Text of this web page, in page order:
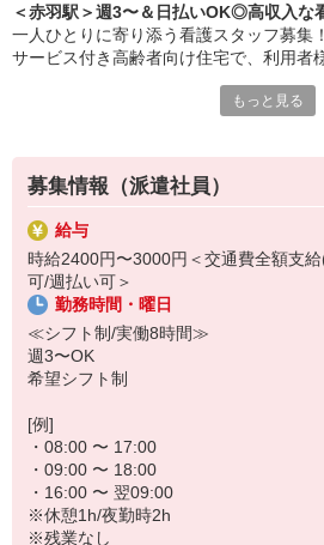
＜赤羽駅＞週3〜＆日払いOK◎高収入な
一人ひとりに寄り添う看護スタッフ募集！
サービス付き高齢者向け住宅で、利用者
・バイタルチェック
・健康管理や見守り
・けがや急病の対応
・お話相手/健康相談 など
[日収例]
時給2400円×実働8h＝19,200円
▼人気なポイント！
・急な出費にも安心な「日払い・週払い
・健康管理がメインのため、ブランクが
ます！
もっと見る
募集情報（派遣社員）
給与
時給2400円〜3000円＜交通費全額支
可/週払い可＞
勤務時間・曜日
≪シフト制/実働8時間≫
週3〜OK
希望シフト制
[例]
・08:00 〜 17:00
・09:00 〜 18:00
・16:00 〜 翌09:00
※休憩1h/夜勤時2h
※残業なし